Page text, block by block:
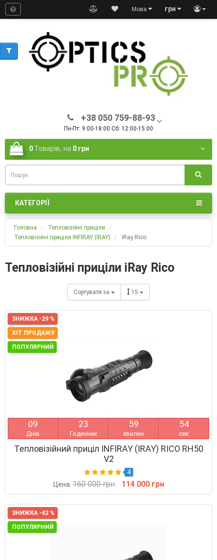
грн
Мова
+38 050 759-88-93
Пн-Пт: 9:00-18:00 Сб: 12:00-15:00
0 Товарів, на 0 грн
КАТЕГОРІЇ
Головна
Тепловізійні приціли
Тепловізійні приціли INFIRAY (IRAY)
iRay Rico
Тепловізійні приціли iRay Rico
Сортувати за 15
ЗНИЖКА -29 %
ХІТ ПРОДАЖУ
ПОПУЛЯРНИЙ
09
Днів
23
Годинник
59
хвилин
53
сек
Тепловізійний приціл INFIRAY (IRAY) RICO RH50
V2
4
Цена:160 000 грн 114 000 грн
ЗНИЖКА -42 %
ПОПУЛЯРНИЙ